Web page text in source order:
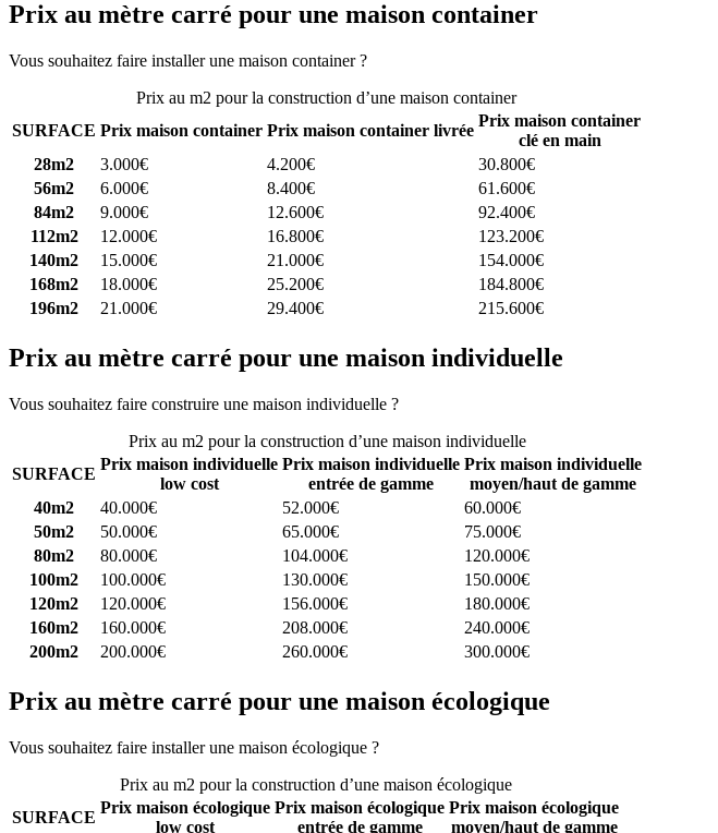
Prix au mètre carré pour une maison container
Vous souhaitez faire installer une maison container ?
Prix au m2 pour la construction d’une maison container
SURFACE Prix maison container Prix maison container livrée
Prix maison container
clé en main
28m2
3.000€ 4.200€
30.800€
56m2
6.000€ 8.400€
61.600€
84m2
9.000€ 12.600€
92.400€
112m2
12.000€ 16.800€
123.200€
140m2
15.000€ 21.000€
154.000€
168m2
18.000€ 25.200€
184.800€
196m2
21.000€ 29.400€ 215.600€
Prix au mètre carré pour une maison individuelle
Vous souhaitez faire construire une maison individuelle ?
Prix au m2 pour la construction d’une maison individuelle
SURFACE
Prix maison individuelle
low cost
Prix maison individuelle
entrée de gamme
Prix maison individuelle
moyen/haut de gamme
40m2
40.000€ 52.000€
60.000€
50m2
50.000€ 65.000€
75.000€
80m2
80.000€ 104.000€
120.000€
100m2
100.000€ 130.000€
150.000€
120m2
120.000€ 156.000€
180.000€
160m2
160.000€ 208.000€
240.000€
200m2
200.000€ 260.000€ 300.000€
Prix au mètre carré pour une maison écologique
Vous souhaitez faire installer une maison écologique ?
Prix au m2 pour la construction d’une maison écologique
SURFACE
Prix maison écologique
low cost
Prix maison écologique
entrée de gamme
Prix maison écologique
moyen/haut de gamme